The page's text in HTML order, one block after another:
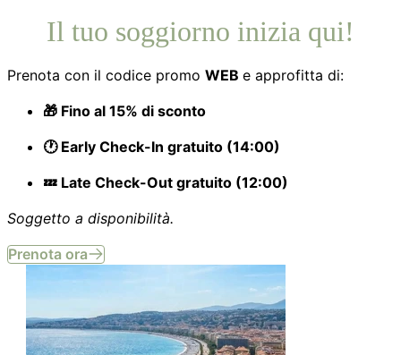
Il tuo soggiorno inizia qui!
Prenota con il codice promo WEB e approfitta di:
🎁 Fino al 15% di sconto
🕐 Early Check-In gratuito (14:00)
💤 Late Check-Out gratuito (12:00)
Soggetto a disponibilità.
Prenota ora